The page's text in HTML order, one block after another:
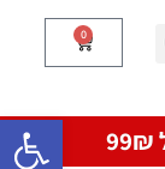
פתח
0